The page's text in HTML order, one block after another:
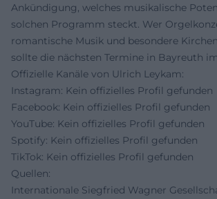
Ankündigung, welches musikalische
solchen Programm steckt. Wer
romantische Musik und besondere
sollte die nächsten Termine in Bayreuth
Offizielle Kanäle von Ulrich Leykam:
Instagram: Kein offizielles Profil gefunden
Facebook: Kein offizielles Profil gefunden
YouTube: Kein offizielles Profil gefunden
Spotify: Kein offizielles Profil gefunden
TikTok: Kein offizielles Profil gefunden
Quellen:
Internationale Siegfried Wagner